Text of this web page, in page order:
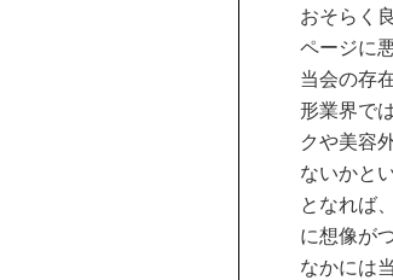
おそらく
ページに
当会の存
形業界で
クや美容
ないかと
となれば
に想像が
なかには